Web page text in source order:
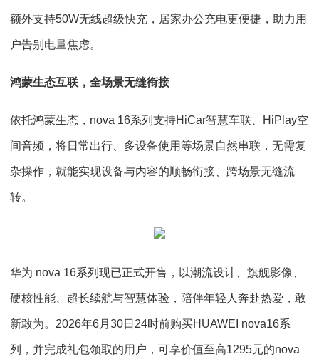
额外支持50W无线超级快充，居家办公充电更便捷，助力用
户告别电量焦虑。
鸿蒙生态互联，全场景无缝衔接
依托鸿蒙生态，nova 16系列支持HiCar智慧车联、HiPlay空
间音频，将日常出行、多设备使用等场景自然串联，无需复
杂操作，就能实现设备与内容的顺畅衔接、跨场景无缝流
转。
华为 nova 16系列现已正式开售，以潮流设计、旗舰影像、
硬核性能、超长续航与智慧体验，陪伴年轻人奔赴热爱，敢
新敢为。2026年6月30日24时前购买HUAWEI nova16系
列，并完成礼包领取的用户，可享价值至高1295元的nova